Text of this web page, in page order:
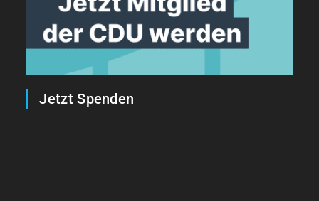
Jetzt Spenden